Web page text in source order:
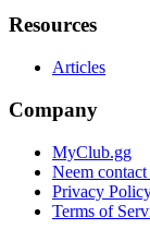
Resources
Articles
Company
MyClub.gg
Neem
Privacy
Terms of